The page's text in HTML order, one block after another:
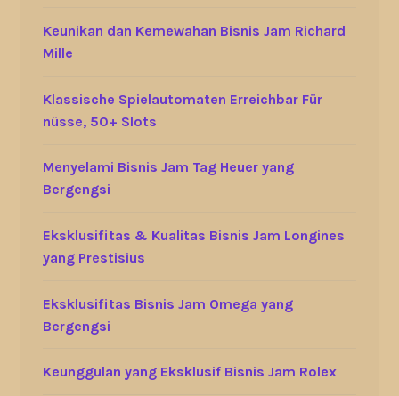
Keunikan dan Kemewahan Bisnis Jam Richard
Mille
Klassische Spielautomaten Erreichbar Für
nüsse, 50+ Slots
Menyelami Bisnis Jam Tag Heuer yang
Bergengsi
Eksklusifitas & Kualitas Bisnis Jam Longines
yang Prestisius
Eksklusifitas Bisnis Jam Omega yang
Bergengsi
Keunggulan yang Eksklusif Bisnis Jam Rolex